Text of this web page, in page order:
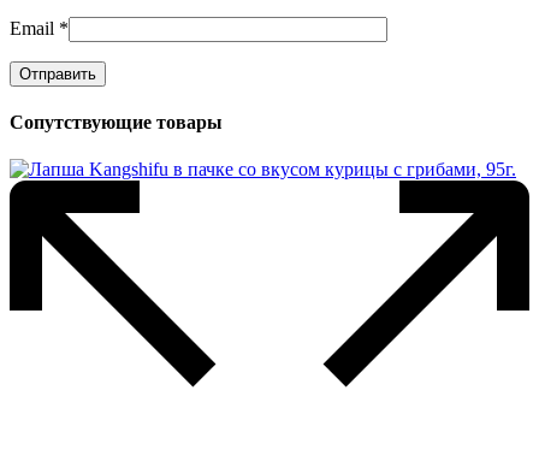
Email *
Сопутствующие товары